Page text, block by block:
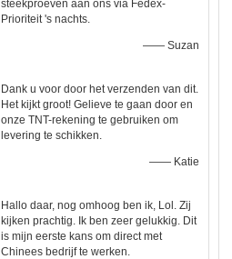
steekproeven aan ons via Fedex-
Prioriteit 's nachts.
—— Suzan
Dank u voor door het verzenden van dit.
Het kijkt groot! Gelieve te gaan door en
onze TNT-rekening te gebruiken om
levering te schikken.
—— Katie
Hallo daar, nog omhoog ben ik, Lol. Zij
kijken prachtig. Ik ben zeer gelukkig. Dit
is mijn eerste kans om direct met
Chinees bedrijf te werken.